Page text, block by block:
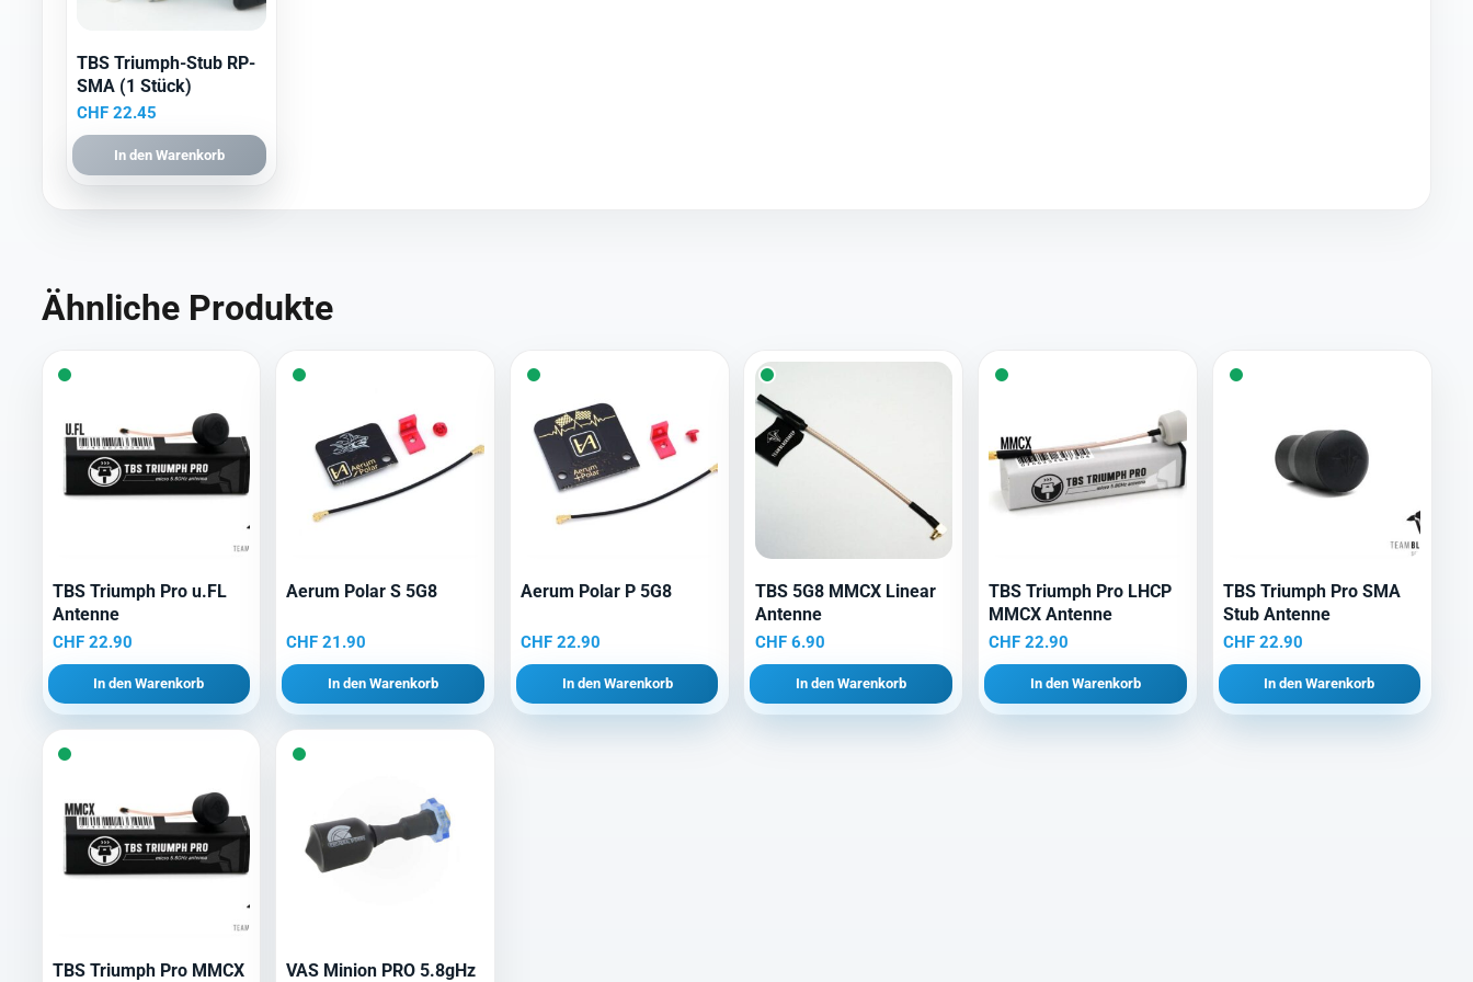
TBS Triumph-Stub RP-
SMA (1 Stück)
CHF22.45
In den Warenkorb
Ähnliche Produkte
TBS Triumph Pro u.FL
Antenne
CHF22.90
In den Warenkorb
Aerum Polar S 5G8
CHF 21.90
In den Warenkorb
Aerum Polar P 5G8
CHF 22.90
In den Warenkorb
TBS 5G8 MMCX Linear
Antenne
CHF6.90
In den Warenkorb
TBS Triumph Pro LHCP
MMCX Antenne
CHF 22.90
In den Warenkorb
TBS Triumph Pro SMA
Stub Antenne
CHF22.90
In den Warenkorb
TBS Triumph Pro MMCX VAS Minion PRO 5.8gHz